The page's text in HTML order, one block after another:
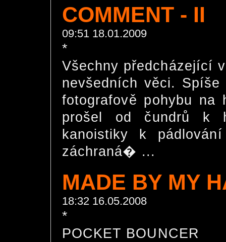
COMMENT - II
09:51 18.01.2009
*
Všechny předcházející
nevšedních věci.
fotografově pohybu
prošel od čundrů k
kanoistiky k
záchraná� ...
MADE BY MY
18:32 16.05.2008
*
POCKET BOUNCER